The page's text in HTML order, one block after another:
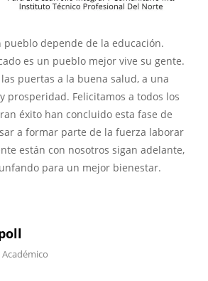
pueblo depende de la educación.
es un pueblo mejor vive su gente.
puertas a la buena salud, a una
prosperidad. Felicitamos a todos los
éxito han concluido esta fase de
a formar parte de la fuerza laborar
están con nosotros sigan adelante,
para un mejor bienestar.